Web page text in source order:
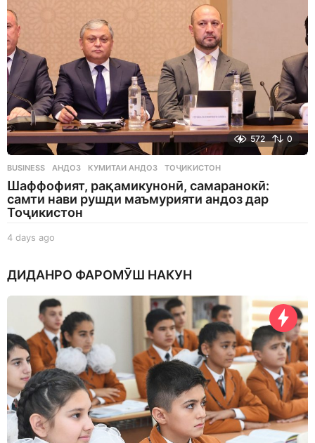
572 0
BUSINESS АНДОЗ ,КУМИТАИ АНДОЗ ,ТОҶИКИСТОН
Шаффофият, рақамикунонӣ, самаранокӣ:
самти нави рушди маъмурияти андоз дар
Тоҷикистон
4 days ago
y
a
g
o
ДИДАНРО ФАРОМӮШ НАКУН